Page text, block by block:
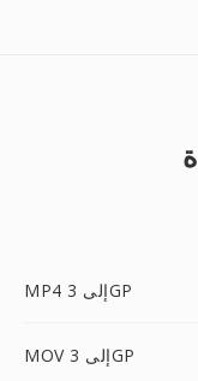
MP4 إلى 3GP
MOV إلى 3GP